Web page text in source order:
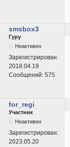
smsbox3
Гуру
Неактивен
Зарегистрирован:
2018.04.19
Сообщений: 575
for_regi
Участник
Неактивен
Зарегистрирован:
2023.05.20